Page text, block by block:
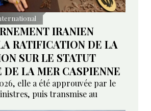
IRANIEN
RATIFICATION DE LA
SUR LE STATUT
DE LA MER CASPIENNE
elle a été approuvée par le
puis transmise au